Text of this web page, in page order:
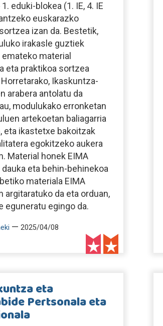
eduki-blokea (1. IE, 4. IE
euskarazko
izan da. Bestetik,
irakasle guztiek
emateko material
eta praktikoa sortzea
Ikaskuntza-
arabera antolatu da
modulukako erronketan
artekoetan baliagarria
eta ikastetxe bakoitzak
egokitzeko aukera
Material honek EIMA
eta behin-behinekoa
materiala EIMA
argitaratuko da eta orduan,
eguneratu egingo da.
— 2025/04/08
eta
Pertsonala eta